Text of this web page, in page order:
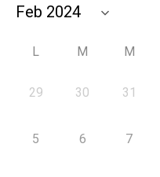
L M M
29 30 31
5 6 7